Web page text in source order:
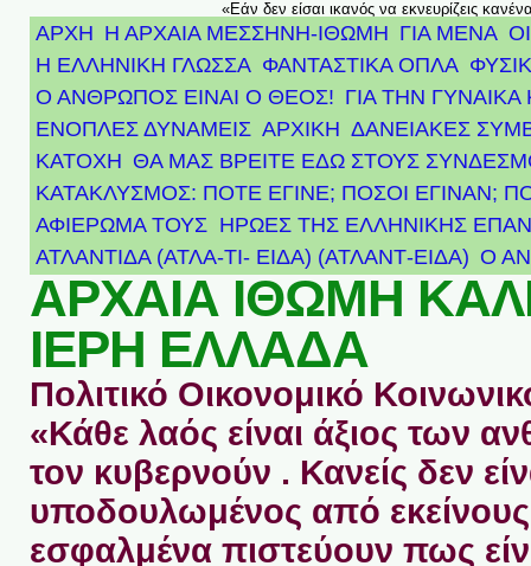
«Εάν δεν είσαι ικανός να εκνευρίζεις
ΑΡΧΗ Η ΑΡΧΑΙΑ ΜΕΣΣΗΝΗ-ΙΘΩΜΗ ΓΙΑ ΜΕΝΑ
Η ΕΛΛΗΝΙΚΗ ΓΛΩΣΣΑ ΦΑΝΤΑΣΤΙΚΑ ΟΠΛΑ
Ο ΑΝΘΡΩΠΟΣ ΕΙΝΑΙ Ο ΘΕΟΣ! ΓΙΑ ΤΗΝ ΓΥΝΑΙΚΑ
ΕΝΟΠΛΕΣ ΔΥΝΑΜΕΙΣ ΑΡΧΙΚΉ ΔΑΝΕΙΑΚΕΣ
ΚΑΤΟΧΗ ΘΑ ΜΑΣ ΒΡΕΙΤΕ ΕΔΩ ΣΤΟΥΣ
ΚΑΤΑΚΛΥΣΜΟΣ: ΠΟΤΕ ΕΓΙΝΕ; ΠΟΣΟΙ ΕΓΙΝΑΝ;
ΑΦΙΈΡΩΜΑ ΤΟΥΣ ΉΡΩΕΣ ΤΗΣ ΕΛΛΗΝΙΚΉΣ
ΑΤΛΑΝΤΊΔΑ (ΑΤΛΑ-ΤΙ- ΕΙΔΑ) (ΑΤΛΑΝΤ-ΕΙΔΑ) Ο
ΑΡΧΑΙΑ ΙΘΩΜΗ
ΙΕΡΗ ΕΛΛΑΔΑ
Πολιτικό Οικονομικό
«Κάθε λαός είναι άξιος των
τον κυβερνούν . Κανείς δεν
υποδουλωμένος από
εσφαλμένα πιστεύουν πως